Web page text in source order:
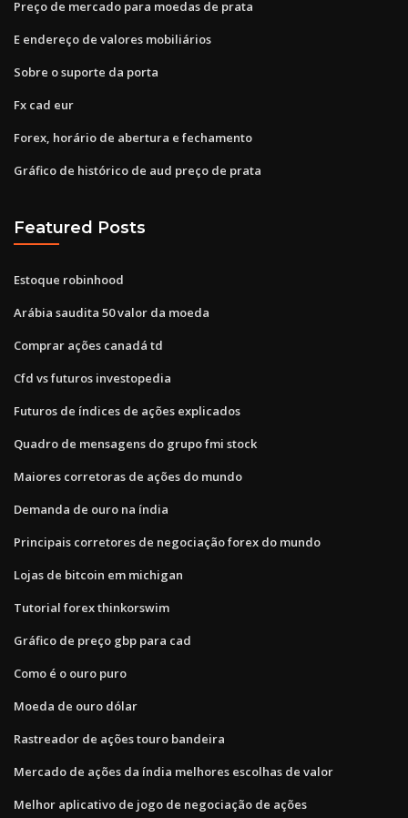
Preço de mercado para moedas de prata
E endereço de valores mobiliários
Sobre o suporte da porta
Fx cad eur
Forex, horário de abertura e fechamento
Gráfico de histórico de aud preço de prata
Featured Posts
Estoque robinhood
Arábia saudita 50 valor da moeda
Comprar ações canadá td
Cfd vs futuros investopedia
Futuros de índices de ações explicados
Quadro de mensagens do grupo fmi stock
Maiores corretoras de ações do mundo
Demanda de ouro na índia
Principais corretores de negociação forex do mundo
Lojas de bitcoin em michigan
Tutorial forex thinkorswim
Gráfico de preço gbp para cad
Como é o ouro puro
Moeda de ouro dólar
Rastreador de ações touro bandeira
Mercado de ações da índia melhores escolhas de valor
Melhor aplicativo de jogo de negociação de ações